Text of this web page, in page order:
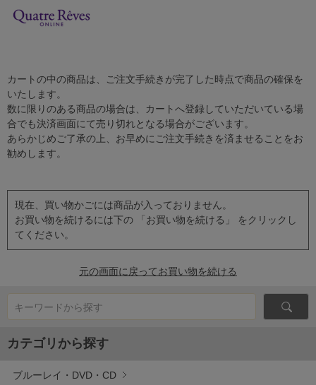
カートの中の商品は、ご注文手続きが完了した時点で商品の確保を
いたします。
数に限りのある商品の場合は、カートへ登録していただいている場
合でも決済画面にて売り切れとなる場合がございます。
あらかじめご了承の上、お早めにご注文手続きを済ませることをお
勧めします。
現在、買い物かごには商品が入っておりません。
お買い物を続けるには下の 「お買い物を続ける」 をクリックし
てください。
元の画面に戻ってお買い物を続ける
キーワードから探す
カテゴリから探す
ブルーレイ・DVD・CD